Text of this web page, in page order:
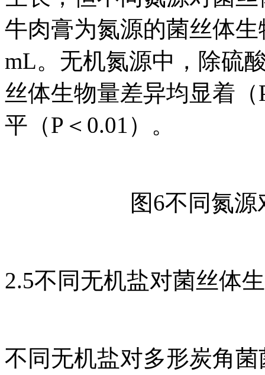
牛肉膏为氮源的菌丝体
mL。无机氮源中，除硫
丝体生物量差异均显着
平（P＜0.01）。
图6不同氮
2.5不同无机盐对菌丝体
不同无机盐对多形炭角